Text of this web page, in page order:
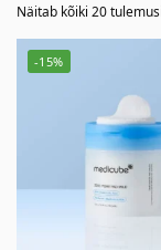
Näitab kõiki 20 tulemusi
-15%